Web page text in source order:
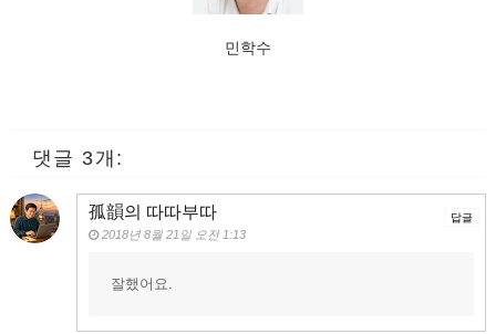
민학수
댓글 3개:
孤韻의 따따부따
2018년 8월 21일 오전 1:13
잘했어요.
답글